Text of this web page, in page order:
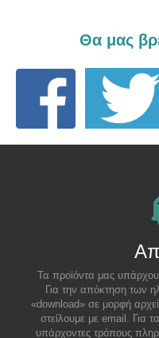
Θα μας
Τα προϊόντα μας
Για την απόκτηση των
«download» σε μορφή
στείλουμε με email. Για
υπάρχοντες τρόπους